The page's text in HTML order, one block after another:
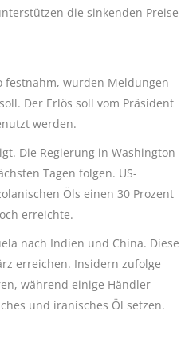
die sinkenden Preise
festnahm, wurden Meldungen
Der Erlös soll vom Präsident
werden.
Die Regierung in Washington
Tagen folgen. US-
Öls einen 30 Prozent
erreichte.
nach Indien und China. Diese
erreichen. Insidern zufolge
während einige Händler
und iranisches Öl setzen.